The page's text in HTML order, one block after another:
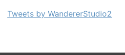
Tweets by WandererStudio2